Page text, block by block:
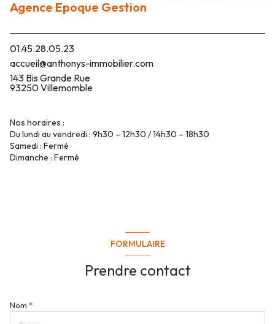
Agence Epoque Gestion
01.45.28.05.23
accueil@anthonys-immobilier.com
143 Bis Grande Rue
93250 Villemomble
Nos horaires :
Du lundi au vendredi : 9h30 – 12h30 / 14h30 – 18h30
Samedi : Fermé
Dimanche : Fermé
FORMULAIRE
Prendre contact
Nom *